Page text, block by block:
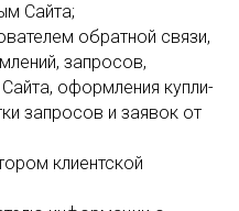
Сайта;
обратной связи,
запросов,
оформления купли-
запросов и заявок от
клиентской